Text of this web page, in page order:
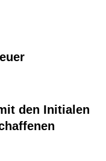
den Initialen